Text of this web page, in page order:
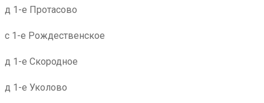
д 1-е Протасово
с 1-е Рождественское
д 1-е Скородное
д 1-е Уколово